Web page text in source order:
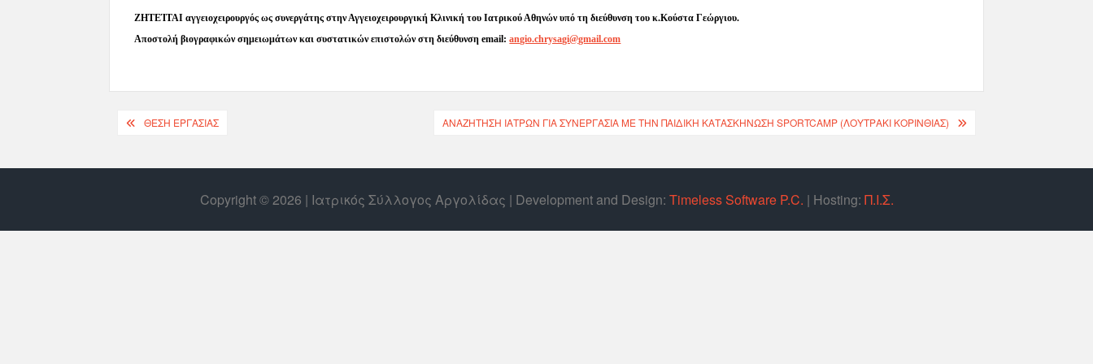
ΖΗΤΕΊΤΑΙ αγγειοχειρουργός ως συνεργάτης στην Αγγειοχειρουργική Κλινική του Ιατρικού Αθηνών υπό τη διεύθυνση του κ.Κούστα Γεώργιου.
Αποστολή βιογραφικών σημειωμάτων και συστατικών επιστολών στη διεύθυνση email:angio.chrysagi@gmail.com
ΘΈΣΗ ΕΡΓΑΣΊΑΣ ΑΝΑΖΉΤΗΣΗ ΙΑΤΡΏΝ ΓΙΑ ΣΥΝΕΡΓΑΣΊΑ ΜΕ ΤΗΝ ΠΑΙΔΙΚΉ ΚΑΤΑΣΚΉΝΩΣΗ SPORTCAMP (ΛΟΥΤΡΆΚΙ ΚΟΡΙΝΘΊΑΣ)
Copyright © 2026 | Ιατρικός Σύλλογος Αργολίδας | Develοpment and Design: Timeless Software P.C. | Hosting: Π.Ι.Σ.